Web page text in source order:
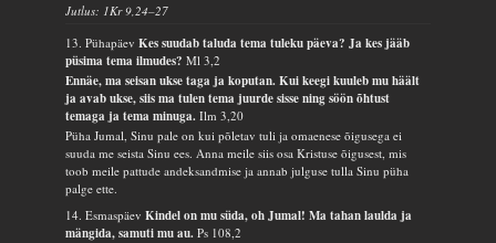
Jutlus: 1Kr 9,24–27
13. PühapäevKes suudab taluda tema tuleku päeva? Ja kes jääb
püsima tema ilmudes?Ml 3,2
Ennäe, ma seisan ukse taga ja koputan. Kui keegi kuuleb mu häält
ja avab ukse, siis ma tulen tema juurde sisse ning söön õhtust
temaga ja tema minuga.Ilm 3,20
Püha Jumal, Sinu pale on kui põletav tuli ja omaenese õigusega ei
suuda me seista Sinu ees. Anna meile siis osa Kristuse õigusest, mis
toob meile pattude andeksandmise ja annab julguse tulla Sinu püha
palge ette.
14. EsmaspäevKindel on mu süda, oh Jumal! Ma tahan laulda ja
mängida, samuti mu au.Ps 108,2